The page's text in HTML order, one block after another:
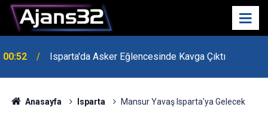
00:52
Isparta'da Asker Eğlencesinde Kavga Çıktı
Uzaktan Hasta Değerlendirme Sistemi İle Yeni
Dönem Başladı
Anasayfa Isparta Mansur Yavaş Isparta'ya Gelecek